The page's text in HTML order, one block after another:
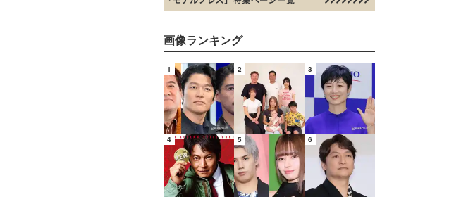
画像ランキング
1 2 3
4 5 6